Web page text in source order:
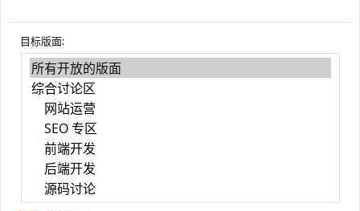
目标版面: